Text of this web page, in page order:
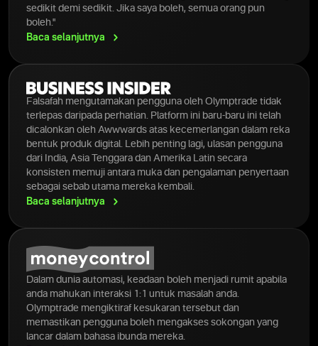
Falsafah mengutamakan pengguna oleh Olymptrade tidak
terlepas daripada perhatian. Platform ini baru-baru ini telah
dicalonkan oleh Awwwards atas kecemerlangan dalam reka
bentuk produk digital. Lebih penting lagi, ulasan pengguna
dari India, Asia Tenggara dan Amerika Latin secara
konsisten memuji antara muka dan pengalaman penyertaan
sebagai sebab utama mereka kembali.
Baca selanjutnya
Dalam dunia automasi, keadaan boleh menjadi rumit apabila
anda mahukan interaksi 1:1 untuk masalah anda.
Olymptrade mengiktiraf kesukaran tersebut dan
memastikan pengguna boleh mengakses sokongan yang
lancar dalam bahasa ibunda mereka.
sedikit demi sedikit. Jika saya boleh, semua orang pun
boleh."
Baca selanjutnya